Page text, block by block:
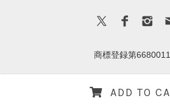
ADD TO
商標登録第
Copyright(C) VICTORIA Design All